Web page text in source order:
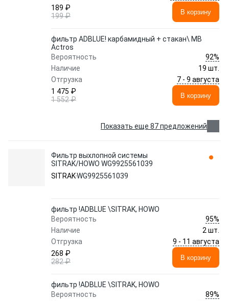
189 ₽
199 ₽
В корзину
фильтр ADBLUE! карбамидный + стакан\ MB
Actros
Вероятность
92%
Наличие
19 шт.
Отгрузка
7 - 9 августа
1 475 ₽
1 552 ₽
В корзину
Показать еще 87 предложений
Фильтр выхлопной системы
SITRAK/HOWO WG9925561039
SITRAKWG9925561039
фильтр !ADBLUE \SITRAK, HOWO
Вероятность
95%
Наличие
2 шт.
Отгрузка
9 - 11 августа
268 ₽
282 ₽
В корзину
фильтр !ADBLUE \SITRAK, HOWO
Вероятность
89%